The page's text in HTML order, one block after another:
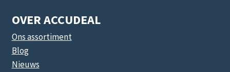
OVER ACCUDEAL
Ons assortiment
Blog
Nieuws